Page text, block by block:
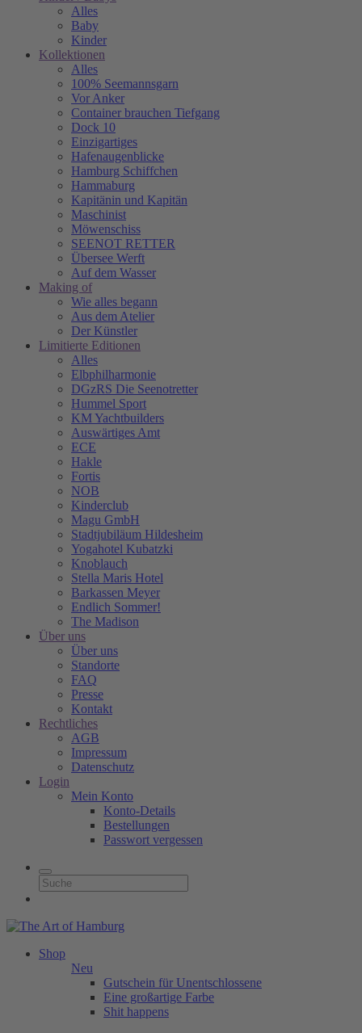
Alles
Baby
Kinder
Kollektionen
Alles
100% Seemannsgarn
Vor Anker
Container brauchen Tiefgang
Dock 10
Einzigartiges
Hafenaugen­blicke
Hamburg Schiffchen
Hammaburg
Kapitänin und Kapitän
Maschinist
Möwenschiss
SEENOT RETTER
Übersee Werft
Auf dem Wasser
Making of
Wie alles begann
Aus dem Atelier
Der Künstler
Limitierte Editionen
Alles
Elbphilharmonie
DGzRS Die Seenotretter
Hummel Sport
KM Yachtbuilders
Auswärtiges Amt
ECE
Hakle
Fortis
NOB
Kinderclub
Magu GmbH
Stadtjubiläum Hildesheim
Yogahotel Kubatzki
Knoblauch
Stella Maris Hotel
Barkassen Meyer
Endlich Sommer!
The Madison
Über uns
Über uns
Standorte
FAQ
Presse
Kontakt
Rechtliches
AGB
Impressum
Datenschutz
Login
Mein Konto
Konto-Details
Bestellungen
Passwort vergessen
Shop
Neu
Gutschein für Unentschlossene
Eine großartige Farbe
Shit happens